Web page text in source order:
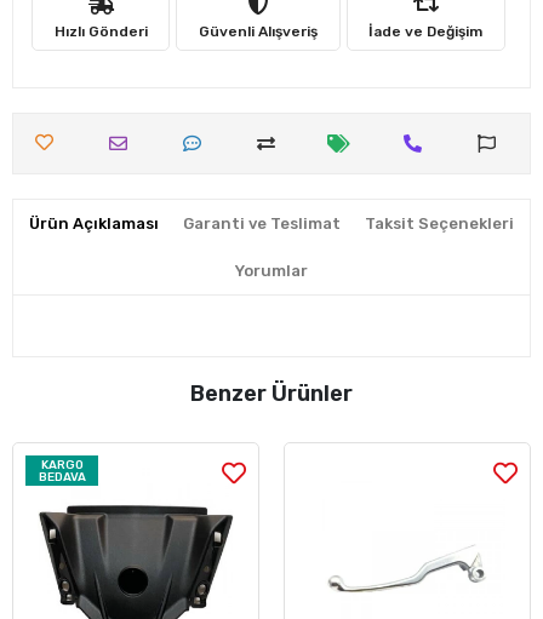
Hızlı Gönderi Güvenli Alışveriş İade ve Değişim
Ürün Açıklaması Garanti ve Teslimat Taksit Seçenekleri
Yorumlar
Benzer Ürünler
KARGO
BEDAVA